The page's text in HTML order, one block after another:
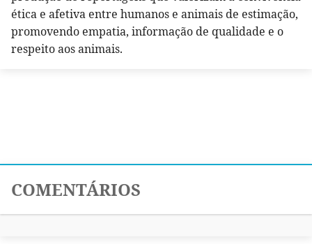
ética e afetiva entre humanos e animais de estimação,
promovendo empatia, informação de qualidade e o
respeito aos animais.
COMENTÁRIOS